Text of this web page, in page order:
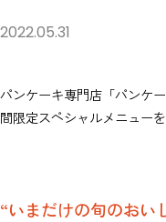
2022.05.31
パンケーキ専門店「パンケ
間限定スペシャルメニュー
“いまだけの旬のおい